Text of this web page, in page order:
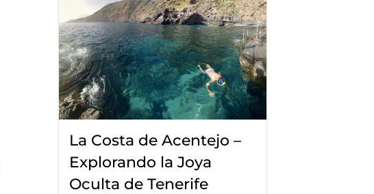
La Costa de Acentejo –
Explorando la Joya
Oculta de Tenerife